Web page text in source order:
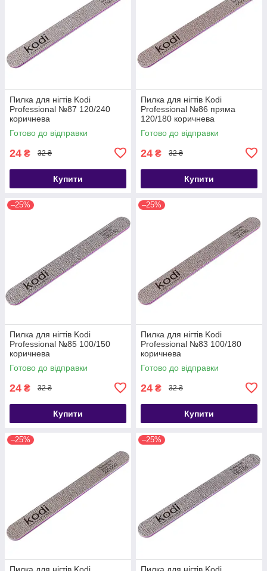
Пилка для нігтів Kodi
Professional №87 120/240
коричнева
Готово до відправки
24 ₴ 32 ₴
Купити
Пилка для нігтів Kodi
Professional №86 пряма
120/180 коричнева
Готово до відправки
24 ₴ 32 ₴
Купити
–25%
Пилка для нігтів Kodi
Professional №85 100/150
коричнева
Готово до відправки
24 ₴ 32 ₴
Купити
–25%
Пилка для нігтів Kodi
Professional №83 100/180
коричнева
Готово до відправки
24 ₴ 32 ₴
Купити
–25% –25%